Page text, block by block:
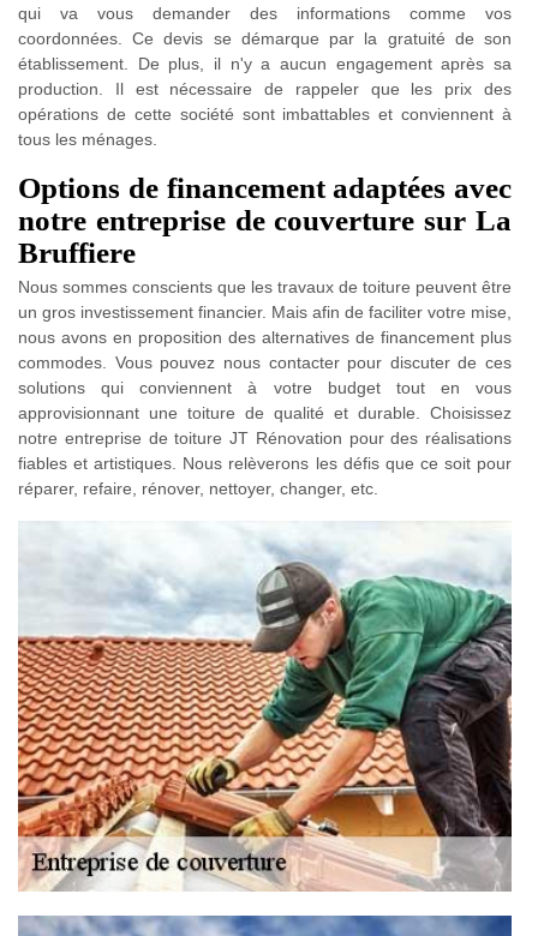
qui va vous demander des informations comme vos
coordonnées. Ce devis se démarque par la gratuité de son
établissement. De plus, il n'y a aucun engagement après sa
production. Il est nécessaire de rappeler que les prix des
opérations de cette société sont imbattables et conviennent à
tous les ménages.
Options de financement adaptées avec
notre entreprise de couverture sur La
Bruffiere
Nous sommes conscients que les travaux de toiture peuvent être
un gros investissement financier. Mais afin de faciliter votre mise,
nous avons en proposition des alternatives de financement plus
commodes. Vous pouvez nous contacter pour discuter de ces
solutions qui conviennent à votre budget tout en vous
approvisionnant une toiture de qualité et durable. Choisissez
notre entreprise de toiture JT Rénovation pour des réalisations
fiables et artistiques. Nous relèverons les défis que ce soit pour
réparer, refaire, rénover, nettoyer, changer, etc.